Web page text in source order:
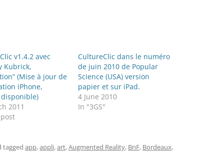
v1.4.2 avec
Kubrick,
(Mise à jour de
iPhone,
2011
CultureClic dans le numéro
de juin 2010 de Popular
Science (USA) version
papier et sur iPad.
4 June 2010
In "3GS"
tagged app,appli,art,Augmented Reality, BnF, Bordeaux,